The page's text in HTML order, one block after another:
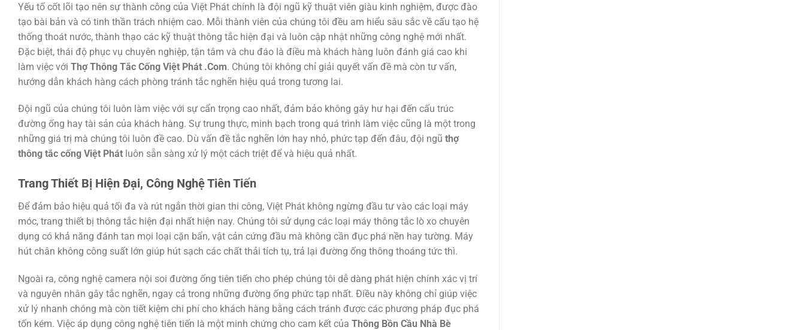
Yếu tố cốt lõi tạo nên sự thành công của Việt Phát chính là đội ngũ kỹ thuật viên giàu kinh nghiệm, được đào
tạo bài bản và có tinh thần trách nhiệm cao. Mỗi thành viên của chúng tôi đều am hiểu sâu sắc về cấu tạo hệ
thống thoát nước, thành thạo các kỹ thuật thông tắc hiện đại và luôn cập nhật những công nghệ mới nhất.
Đặc biệt, thái độ phục vụ chuyên nghiệp, tận tâm và chu đáo là điều mà khách hàng luôn đánh giá cao khi
làm việc với Thợ Thông Tắc Cống Việt Phát .Com. Chúng tôi không chỉ giải quyết vấn đề mà còn tư vấn,
hướng dẫn khách hàng cách phòng tránh tắc nghẽn hiệu quả trong tương lai.
Đội ngũ của chúng tôi luôn làm việc với sự cẩn trọng cao nhất, đảm bảo không gây hư hại đến cấu trúc
đường ống hay tài sản của khách hàng. Sự trung thực, minh bạch trong quá trình làm việc cũng là một trong
những giá trị mà chúng tôi luôn đề cao. Dù vấn đề tắc nghẽn lớn hay nhỏ, phức tạp đến đâu, đội ngũ thợ
thông tắc cống Việt Phát luôn sẵn sàng xử lý một cách triệt để và hiệu quả nhất.
Trang Thiết Bị Hiện Đại, Công Nghệ Tiên Tiến
Để đảm bảo hiệu quả tối đa và rút ngắn thời gian thi công, Việt Phát không ngừng đầu tư vào các loại máy
móc, trang thiết bị thông tắc hiện đại nhất hiện nay. Chúng tôi sử dụng các loại máy thông tắc lò xo chuyên
dụng có khả năng đánh tan mọi loại cặn bẩn, vật cản cứng đầu mà không cần đục phá nền hay tường. Máy
hút chân không công suất lớn giúp hút sạch các chất thải tích tụ, trả lại đường ống thông thoáng tức thì.
Ngoài ra, công nghệ camera nội soi đường ống tiên tiến cho phép chúng tôi dễ dàng phát hiện chính xác vị trí
và nguyên nhân gây tắc nghẽn, ngay cả trong những đường ống phức tạp nhất. Điều này không chỉ giúp việc
xử lý nhanh chóng mà còn tiết kiệm chi phí cho khách hàng bằng cách tránh được các phương pháp đục phá
tốn kém. Việc áp dụng công nghệ tiên tiến là một minh chứng cho cam kết của Thông Bồn Cầu Nhà Bè